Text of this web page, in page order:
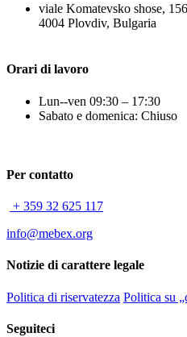
viale Komatevsko shose, 156
4004 Plovdiv, Bulgaria
Orari di lavoro
Lun--ven 09:30 – 17:30
Sabato e domenica: Chiuso
Per contatto
+ 359 32 625 117
info@mebex.org
Notizie di carattere legale
Politica di riservatezza Politica su
Seguiteci